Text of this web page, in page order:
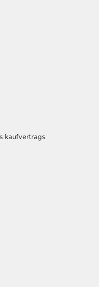
kaufvertrags